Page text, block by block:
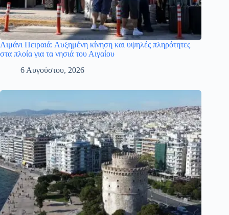
Λιμάνι Πειραιά: Αυξημένη κίνηση και υψηλές πληρότητες
στα πλοία για τα νησιά του Αιγαίου
6 Αυγούστου, 2026